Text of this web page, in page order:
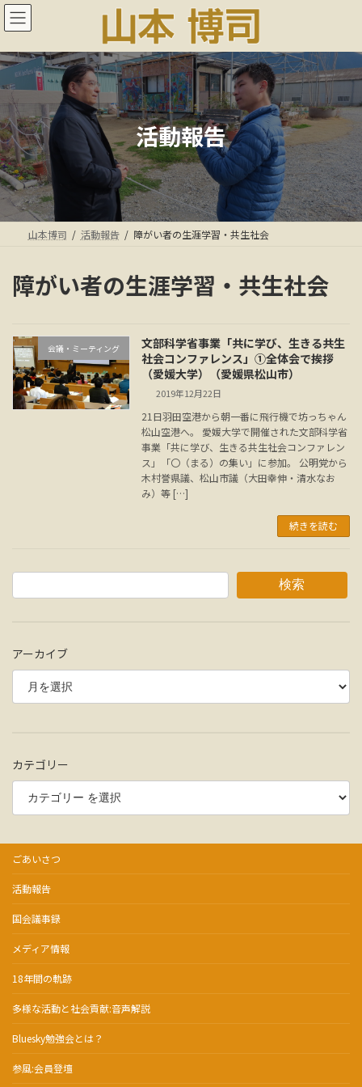
コ
ン
ン
ツ
へ
ス
キ
ッ
プ
ナ
ビ
ー
シ
ョ
ン
に
移
動
活動報告
山本博司 活動報告 障がい者の生涯学習・共生社会
障がい者の生涯学習・共生社会
会議・ミーティング
文部科学省事業「共に学び、生きる共生
社会コンファレンス」①全体会で挨拶
（愛媛大学）（愛媛県松山市）
2019年12月22日
21日羽田空港から朝一番に飛行機で坊っちゃん
松山空港へ。 愛媛大学で開催された文部科学省
事業「共に学び、生きる共生社会コンファレン
ス」「〇（まる）の集い」に参加。 公明党から
木村誉県議、松山市議（大田幸伸・清水なお
み）等 […]
続きを読む
検索
アーカイブ
カテゴリー
ごあいさつ
活動報告
国会議事録
メディア情報
18年間の軌跡
多様な活動と社会貢献:音声解説
Bluesky勉強会とは？
参風:会員登壇